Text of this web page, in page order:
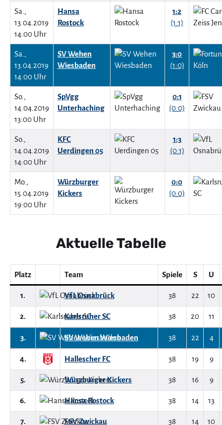
Sa.,
13.04.2019
14:00 Uhr
Hansa
Rostock
1:2
(1:1)
Sa.,
13.04.2019
14:00 Uhr
SV Wehen
Wiesbaden
3:0
(1:0)
So.,
14.04.2019
13:00 Uhr
SpVgg
Unterhaching
0:1
(0:0)
So.,
14.04.2019
14:00 Uhr
KFC
Uerdingen 05
1:3
(0:1)
Mo.,
15.04.2019
19:00 Uhr
Würzburger
Kickers
0:0
(0:0)
Aktuelle Tabelle
Platz Team Spiele S U
1. VfL Osnabrück 38 22 10
2. Karlsruher SC 38 20 11
3. SV Wehen Wiesbaden 38 22 4
4. Hallescher FC 38 19 9
5. Würzburger Kickers 38 16 9
6. Hansa Rostock 38 14 13
7. FSV Zwickau 38 14 10